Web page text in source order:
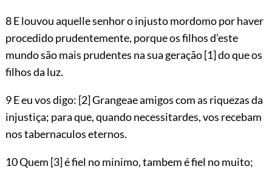
8 E louvou aquelle senhor o injusto mordomo por haver
procedido prudentemente, porque os filhos d’este
mundosão mais prudentes na sua geração[1]do que os
filhos da luz.
9 E eu vos digo: [2]Grangeae amigos com as riquezas da
injustiça; para que, quando necessitardes, vos recebam
nos tabernaculos eternos.
10 Quem [3]é fiel no minimo, tambem é fiel no muito;